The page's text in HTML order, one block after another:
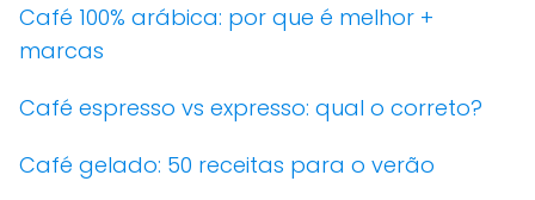
Café 100% arábica: por que é melhor +
marcas
Café espresso vs expresso: qual o correto?
Café gelado: 50 receitas para o verão